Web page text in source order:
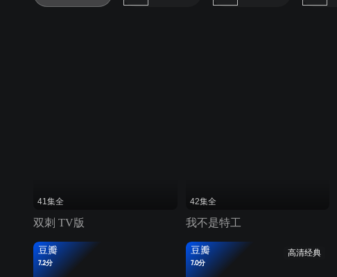
41集全
双刺 TV版
42集全
我不是特工
豆瓣
7.2分
高清经典
豆瓣
7.0分